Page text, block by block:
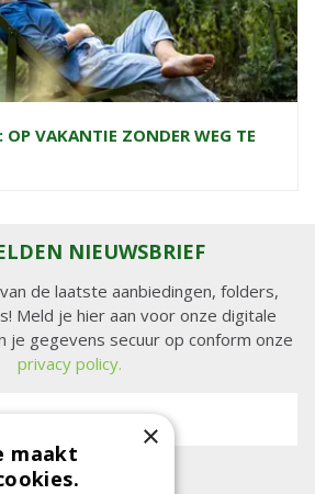
VAKANTIE ZONDER WEG TE
NIEUWSBRIEF
de laatste aanbiedingen, folders,
Meld je hier aan voor onze digitale
je gegevens secuur op conform onze
privacy policy.
×
maakt